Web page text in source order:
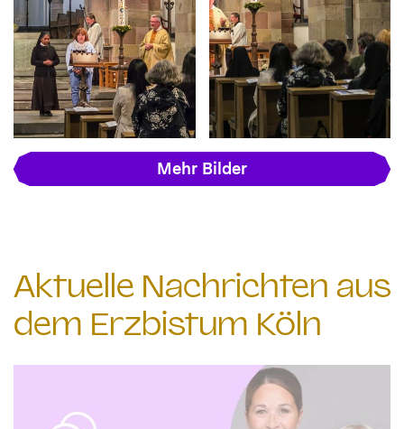
Mehr Bilder
Aktuelle Nachrichten aus
dem Erzbistum Köln